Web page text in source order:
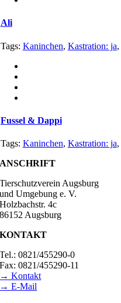
Ali
Tags: Kaninchen, Kastration: ja,
Fussel & Dappi
Tags: Kaninchen, Kastration: ja,
ANSCHRIFT
Tierschutzverein Augsburg
und Umgebung e. V.
Holzbachstr. 4c
86152 Augsburg
KONTAKT
Tel.: 0821/455290-0
Fax: 0821/455290-11
→ Kontakt
→ E-Mail